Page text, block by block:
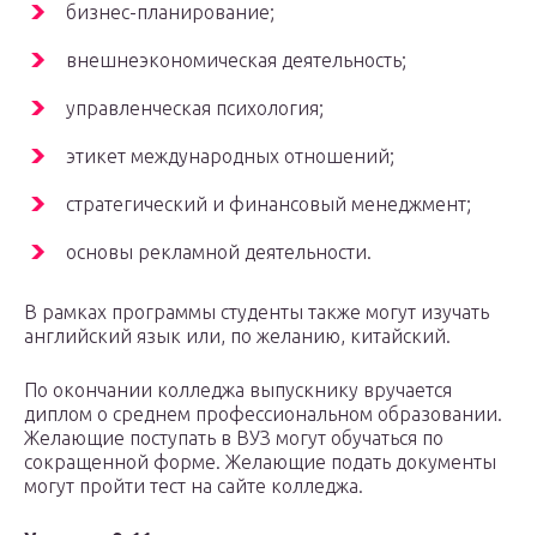
бизнес-планирование;
внешнеэкономическая деятельность;
управленческая психология;
этикет международных отношений;
стратегический и финансовый менеджмент;
основы рекламной деятельности.
В рамках программы студенты также могут изучать
английский язык или, по желанию, китайский.
По окончании колледжа выпускнику вручается
диплом о среднем профессиональном образовании.
Желающие поступать в ВУЗ могут обучаться по
сокращенной форме. Желающие подать документы
могут пройти тест на сайте колледжа.